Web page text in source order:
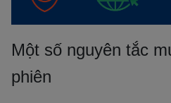
Một số nguyên tắc
phiên